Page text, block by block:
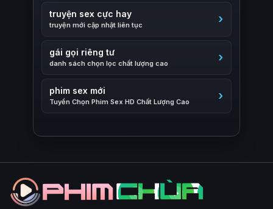
truyện sex cực hay
truyện mới cập nhật liên tục
gái gọi riêng tư
danh sách chọn lọc chất lượng cao
phim sex mới
Tuyển Chọn Phim Sex HD Chất Lượng Cao